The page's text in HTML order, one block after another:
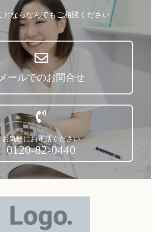
とならなんでもご相談ください
メールでのお問合せ
お気軽にお電話ください
0120-82-0440